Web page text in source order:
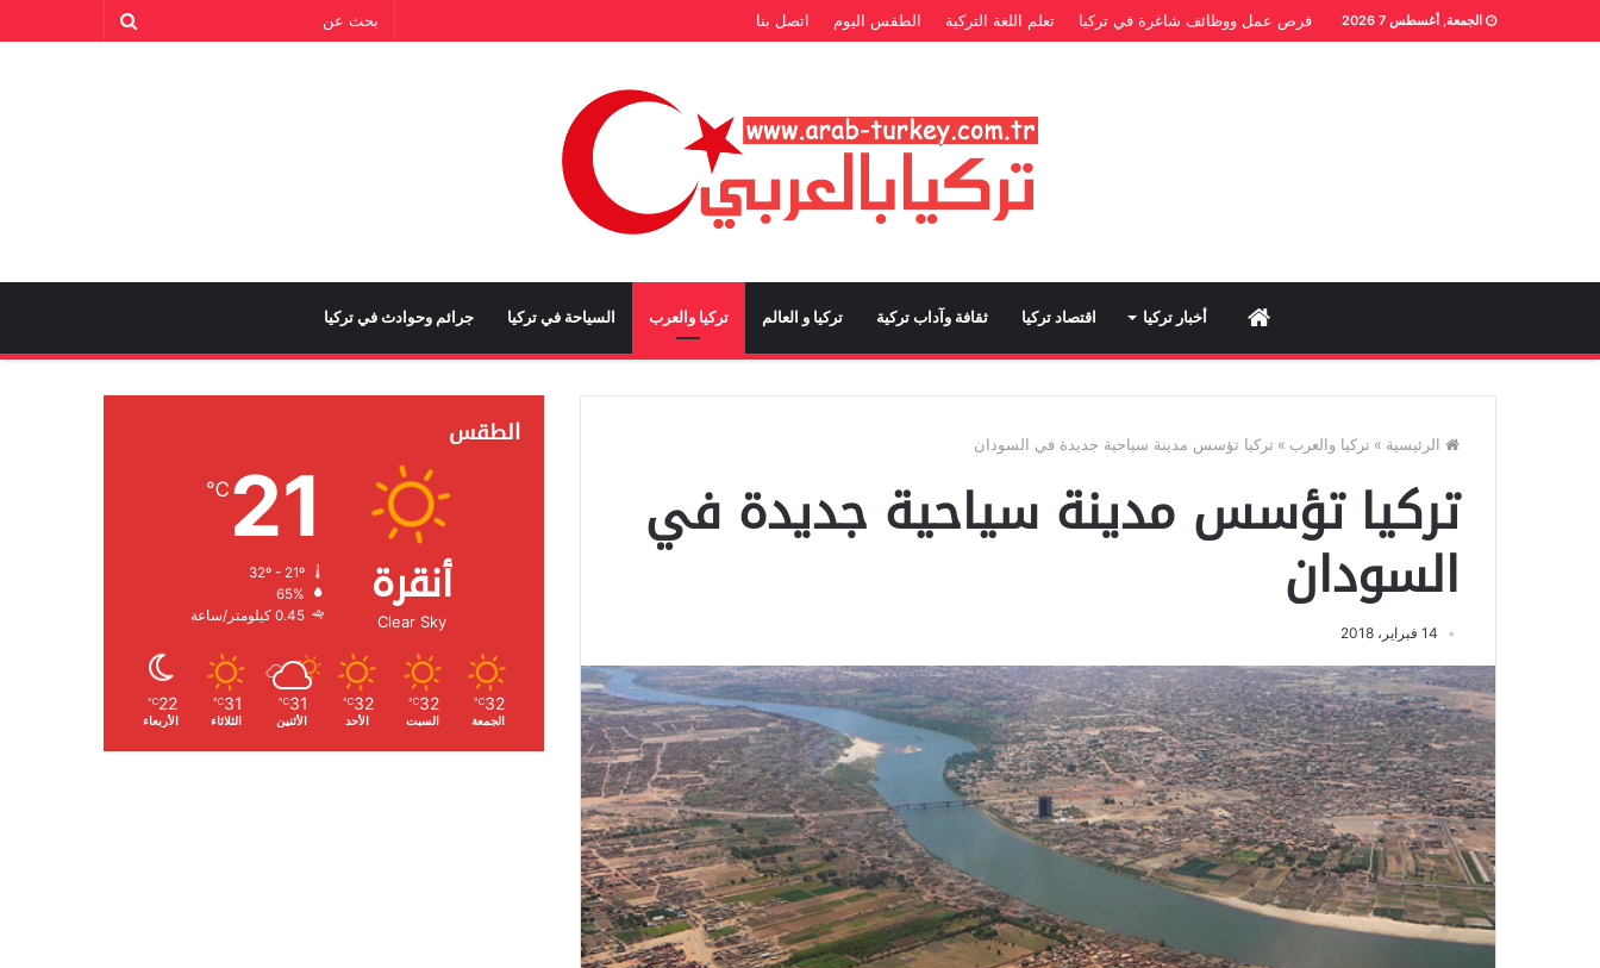
الجمعة, أغسطس 7 2026 فرص عمل ووظائف شاغرة في تركيا تعلم اللغة التركية الطقس اليوم اتصل بنا
Home أخبار تركيا اقتصاد تركيا ثقافة وآداب تركية تركيا و العالم تركيا والعرب السياحة في تركيا جرائم وحوادث في تركيا
الرئيسية » تركيا والعرب » تركيا تؤسس مدينة سياحية جديدة في السودان
تركيا تؤسس مدينة سياحية جديدة في
السودان
14 فبراير، 2018
الطقس
أنقرة
Clear Sky
21
℃
الرطوبة:
الرياح:
32
℃
الجمعة
32
℃
السبت
32
℃
الأحد
31
℃
الأثنين
31
℃
الثلاثاء
22
℃
الأربعاء